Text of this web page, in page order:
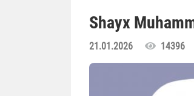
Shayx
21.01.2026 14396